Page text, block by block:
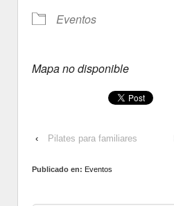
Eventos
Mapa no disponible
‹ Pilates para familiares
Publicado en: Eventos